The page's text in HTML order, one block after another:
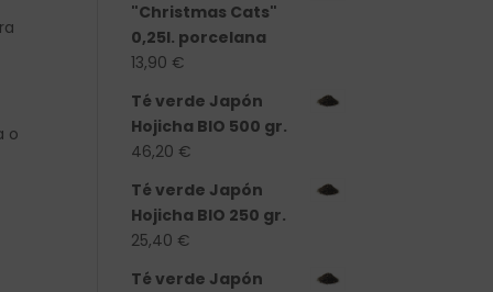
o
"Christmas Cats"
0,25l. porcelana
13,90 €
Té verde Japón
Hojicha BIO 500 gr.
46,20 €
Té verde Japón
Hojicha BIO 250 gr.
25,40 €
Té verde Japón